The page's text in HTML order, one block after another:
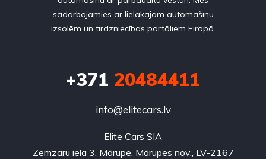
sadarbojamies ar lielākajām automašīnu
izsolēm un tirdzniecības portāliem Eiropā.
+371 20484411
info@elitecars.lv
Elite Cars SIA
Zemzaru iela 3, Mārupe, Mārupes nov., LV-2167